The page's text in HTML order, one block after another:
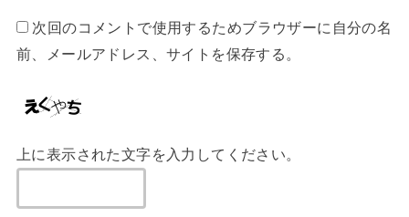
次回のコメントで使用するためブラウザーに自分の名
前、メールアドレス、サイトを保存する。
上に表示された文字を入力してください。